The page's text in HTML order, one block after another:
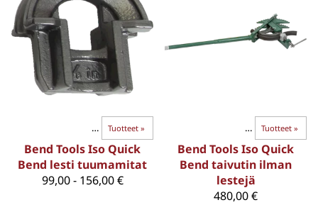
Tuotteet ‪»
Bend Tools Iso Quick
Bend lesti tuumamitat
99,00 - 156,00 €
Tuotteet ‪»
Paksuseinäiset putket ‪»
Bend Tools Iso Quick
Bend taivutin ilman
lestejä
480,00 €